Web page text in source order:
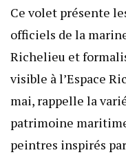
Ce volet présente
officiels de la
Richelieu et
visible à l’Espace
mai, rappelle la
patrimoine
peintres inspirés